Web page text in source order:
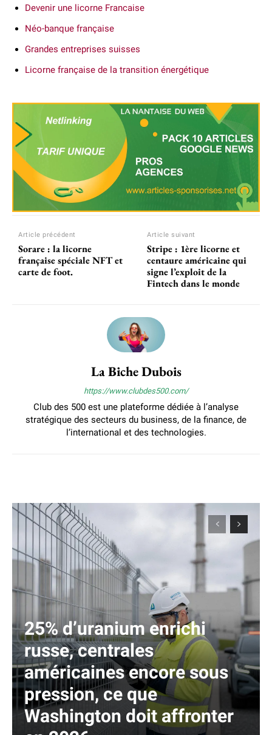
Devenir une licorne Francaise
Néo-banque française
Grandes entreprises suisses
Licorne française de la transition énergétique
Article précédent
Sorare : la licorne
française spéciale NFT et
carte de foot.
Article suivant
Stripe : 1ère licorne et
centaure américaine qui
signe l’exploit de la
Fintech dans le monde
La Biche Dubois
https://www.clubdes500.com/
Club des 500 est une plateforme dédiée à l’analyse
stratégique des secteurs du business, de la finance, de
l’international et des technologies.
25% d’uranium enrichi
russe, centrales
américaines encore sous
pression, ce que
Washington doit affronter